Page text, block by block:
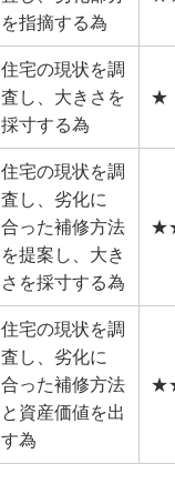
を指摘する為
住宅の現状を調
査し、大きさを
採寸する為
★
住宅の現状を調
査し、劣化に
合った補修方法
を提案し、大き
さを採寸する為
住宅の現状を調
査し、劣化に
合った補修方法
と資産価値を出
す為